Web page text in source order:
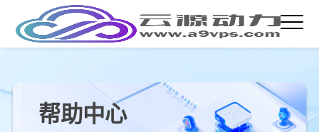
帮助中心